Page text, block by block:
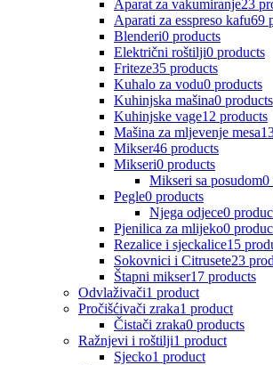
Aparat za vakumiranje23
Aparati za esspreso kafu69
Blenderi0 products
Električni roštilji0 products
Friteze35 products
Kuhalo za vodu0 products
Kuhinjska mašina0 products
Kuhinjske vage12 products
Mašina za mljevenje mesa
Mikser46 products
Mikseri0 products
Mikseri sa posudom0
Pegle0 products
Njega odjece0
Pjenilica za mlijeko0
Rezalice i sjeckalice15
Sokovnici i Citrusete23
Štapni mikser17 products
Odvlaživači1 product
Pročišćivači zraka1 product
Čistači zraka0 products
Ražnjevi i roštilji1 product
Sjecko1 product